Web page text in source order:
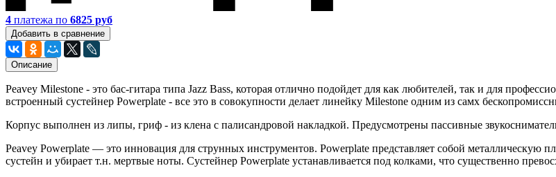
4 платежа по 6825 руб
Добавить в сравнение
Описание
Peavey Milestone - это бас-гитара типа Jazz Bass, которая отлично подойдет для как любителей, так и для
встроенный сустейнер Powerplate - все это в совокупности делает линейку Milestone одним из самх
Корпус выполнен из липы, гриф - из клена с палисандровой накладкой. Предусмотрены пассивные
Peavey Powerplate — это инновация для струнных инструментов. Powerplate представляет собой металлическую
сустейн и убирает т.н. мертвые ноты. Сустейнер Powerplate устанавливается под колками, что существенно